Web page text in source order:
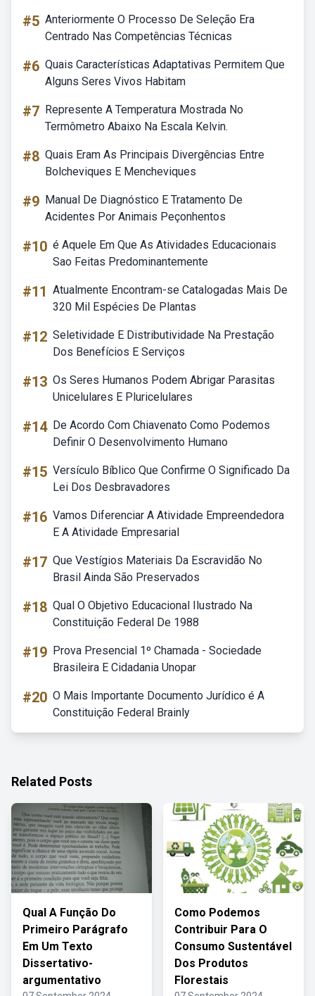
#5 Anteriormente O Processo De Seleção Era
Centrado Nas Competências Técnicas
#6 Quais Características Adaptativas Permitem Que
Alguns Seres Vivos Habitam
#7 Represente A Temperatura Mostrada No
Termômetro Abaixo Na Escala Kelvin.
#8 Quais Eram As Principais Divergências Entre
Bolcheviques E Mencheviques
#9 Manual De Diagnóstico E Tratamento De
Acidentes Por Animais Peçonhentos
#10 é Aquele Em Que As Atividades Educacionais
Sao Feitas Predominantemente
#11 Atualmente Encontram-se Catalogadas Mais De
320 Mil Espécies De Plantas
#12 Seletividade E Distributividade Na Prestação
Dos Benefícios E Serviços
#13 Os Seres Humanos Podem Abrigar Parasitas
Unicelulares E Pluricelulares
#14 De Acordo Com Chiavenato Como Podemos
Definir O Desenvolvimento Humano
#15 Versículo Bíblico Que Confirme O Significado Da
Lei Dos Desbravadores
#16 Vamos Diferenciar A Atividade Empreendedora
E A Atividade Empresarial
#17 Que Vestígios Materiais Da Escravidão No
Brasil Ainda São Preservados
#18 Qual O Objetivo Educacional Ilustrado Na
Constituição Federal De 1988
#19 Prova Presencial 1º Chamada - Sociedade
Brasileira E Cidadania Unopar
#20 O Mais Importante Documento Jurídico é A
Constituição Federal Brainly
Related Posts
Qual A Função Do
Primeiro Parágrafo
Em Um Texto
Dissertativo-
argumentativo
Como Podemos
Contribuir Para O
Consumo Sustentável
Dos Produtos
Florestais